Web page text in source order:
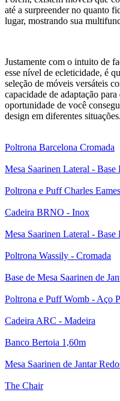
até a surpreender no quanto
lugar, mostrando sua
Justamente com o intuito de
esse nível de ecleticidade, é
seleção de móveis versáteis
capacidade de adaptação
oportunidade de você
design em diferentes situações.
Poltrona Barcelona Cromada
Mesa Saarinen Lateral - Base
Poltrona e Puff Charles
Cadeira BRNO - Inox
Mesa Saarinen Lateral - Base
Poltrona Wassily - Cromada
Base de Mesa Saarinen de
Poltrona e Puff Womb - Aço
Cadeira ARC - Madeira
Banco Bertoia 1,60m
Mesa Saarinen de Jantar
The Chair